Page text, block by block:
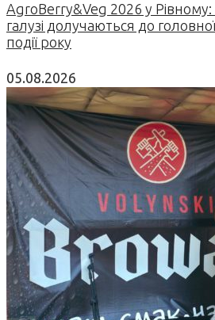
AgroBerry&Veg 2026 у Рівному:
галузі долучаються до
події року
05.08.2026